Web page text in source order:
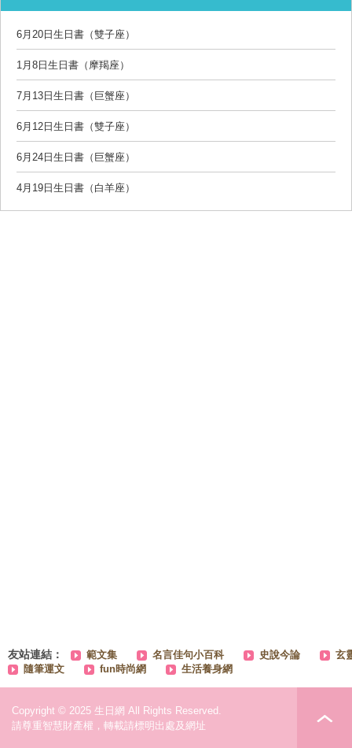
6月20日生日書（雙子座）
1月8日生日書（摩羯座）
7月13日生日書（巨蟹座）
6月12日生日書（雙子座）
6月24日生日書（巨蟹座）
4月19日生日書（白羊座）
友站連結： 範文集 名言佳句小百科 史說今論
玄
隨筆運文
fun時尚網 生活養身網
Copyright © 2025 生日網 All Rights Reserved.
請尊重智慧財產權，轉載請標明出處及網址